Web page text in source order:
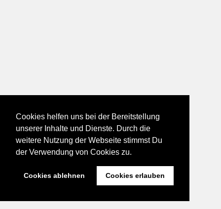
Cookies helfen uns bei der Bereitstellung
unserer Inhalte und Dienste. Durch die
weitere Nutzung der Webseite stimmst Du
der Verwendung von Cookies zu.
Cookies ablehnen Cookies erlauben